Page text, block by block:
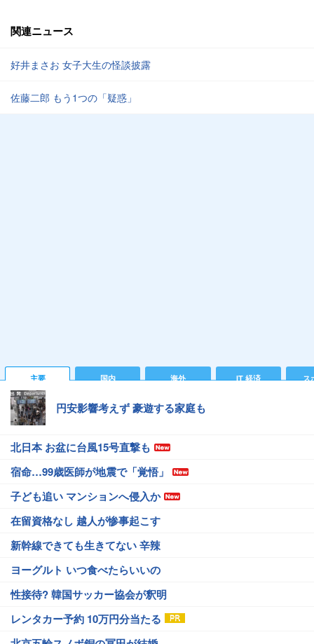
関連ニュース
好井まさお 女子大生の怪談披露
佐藤二郎 もう1つの「疑惑」
主要 国内 海外 IT 経済 ス
円安影響考えず 豪遊する家庭も
北日本 お盆に台風15号直撃も
宿命…99歳医師が地震で「覚悟」
子ども追い マンションへ侵入か
在留資格なし 越人が惨事起こす
新幹線できても生きてない 辛辣
ヨーグルト いつ食べたらいいの
性接待? 韓国サッカー協会が釈明
レンタカー予約 10万円分当たる